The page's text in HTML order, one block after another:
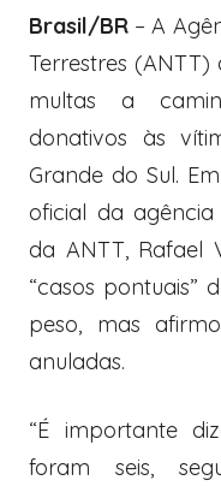
Brasil/BR – A
Terrestres
multas a
donativos às
Grande do Sul.
oficial da
da ANTT, Rafael
“casos pontuais”
peso, mas
anuladas.
“É importante
foram seis,